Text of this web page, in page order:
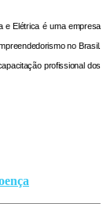
e Elétrica é uma empresa
no Brasil.
profissional dos